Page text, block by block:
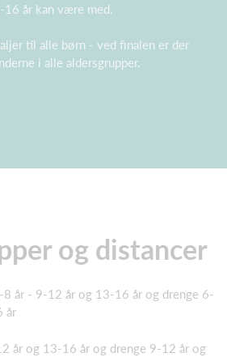
år kan være med.
til alle børn - ved finalen er der
i alle aldersgrupper.
og distancer
8 år - 9-12 år og 13-16 år og drenge 6-
år
år og 13-16 år og drenge 9-12 år og